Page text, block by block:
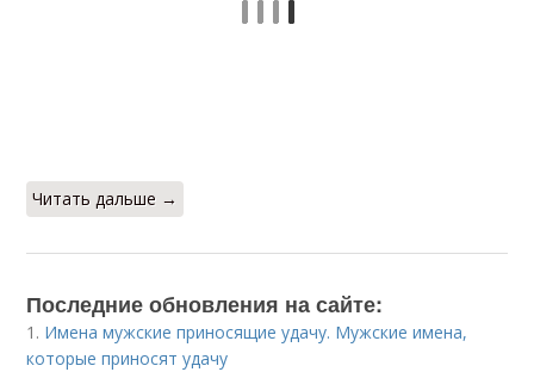
Читать дальше →
Последние обновления на сайте:
1. Имена мужские приносящие удачу. Мужские имена,
которые приносят удачу